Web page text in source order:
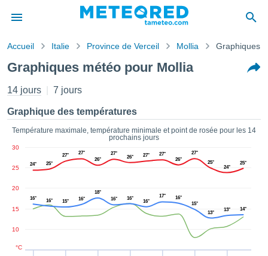
de
a
par
des
Vous
en
:
Accueil Italie Province de Verceil Mollia Graphiques
Graphiques météo pour Mollia
14 jours 7 jours
Graphique des températures
Température maximale, température minimale et point de rosée pour les 14
prochains jours
10
15
20
25
30
°C
24° 25°
27°
27°
26°
27°
26° 27°
27°
26°
27°
25°
24°
25°
16° 16° 15° 16°
18°
16°
16°
16°
17°
16°
15°
13°
13° 14°